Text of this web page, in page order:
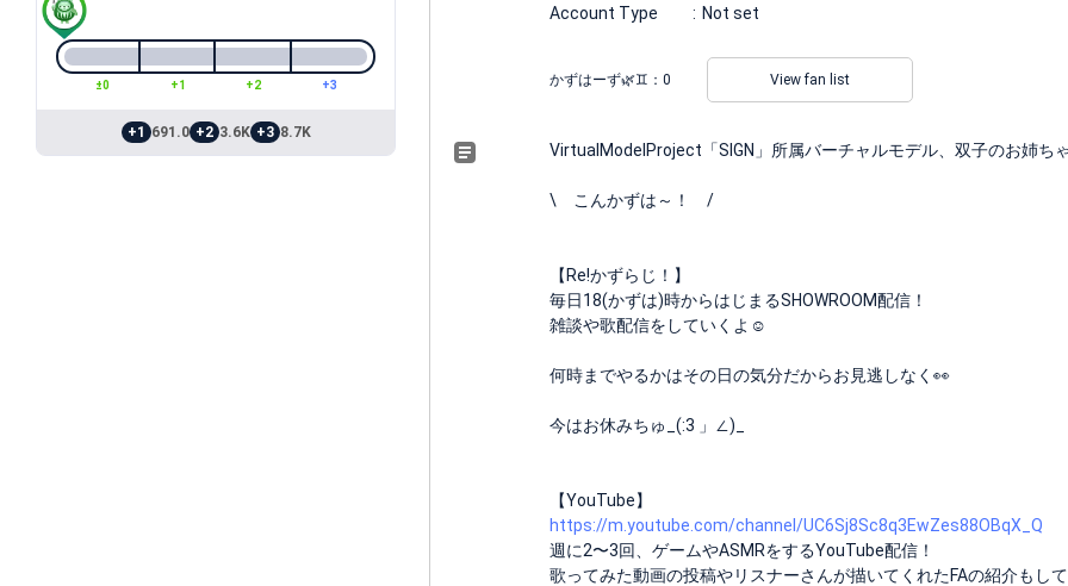
±0 +1 +2 +3
+1 691.0 +2 3.6K +3 8.7K
Account Type
Not set
かずはーず🌿♊️： 0 View fan list
VirtualModelProject「SIGN」所属バーチャルモデル、双子のお姉ち
\ こんかずは～！ /
【Re!かずらじ！】
毎日18(かずは)時からはじまるSHOWROOM配信！
雑談や歌配信をしていくよ☺️
何時までやるかはその日の気分だからお見逃しなく👀
今はお休みちゅ_(:3 」∠)_
【YouTube】
https://m.youtube.com/channel/UC6Sj8Sc8q3EwZes88OBqX_Q
週に2〜3回、ゲームやASMRをするYouTube配信！
歌ってみた動画の投稿やリスナーさんが描いてくれたFAの紹介もし